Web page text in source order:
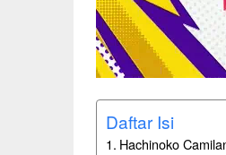
Daftar Isi
Hachinoko